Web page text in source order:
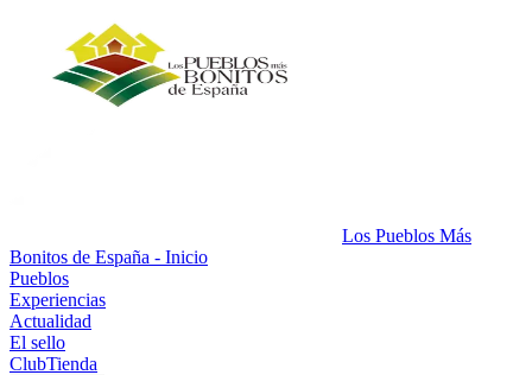
Los Pueblos Más
Bonitos de España - Inicio
Pueblos
Experiencias
Actualidad
El sello
ClubTienda